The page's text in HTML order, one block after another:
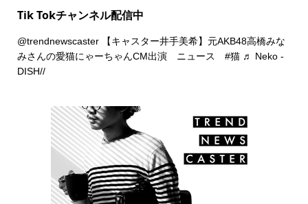
Tik Tokチャンネル配信中
@trendnewscaster【キャスター井手美希】元AKB48高橋みな
みさんの愛猫にゃーちゃんCM出演 ニュース #猫 ♬ Neko -
DISH//